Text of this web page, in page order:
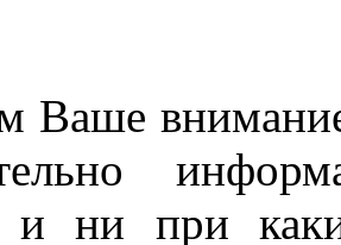
Ваше
и ни при